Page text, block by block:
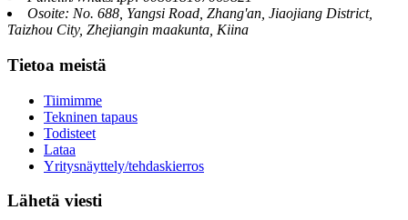
Osoite: No. 688, Yangsi Road, Zhang'an, Jiaojiang District,
Taizhou City, Zhejiangin maakunta, Kiina
Tietoa meistä
Tiimimme
Tekninen tapaus
Todisteet
Lataa
Yritysnäyttely/tehdaskierros
Lähetä viesti